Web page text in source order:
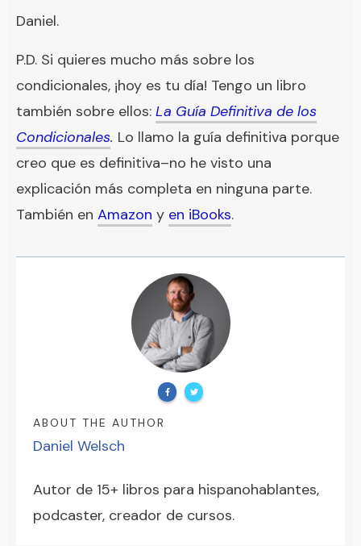
Daniel.
P.D. Si quieres mucho más sobre los
condicionales, ¡hoy es tu día! Tengo un libro
también sobre ellos: La Guía Definitiva de los
Condicionales. Lo llamo la guía definitiva porque
creo que es definitiva–no he visto una
explicación más completa en ninguna parte.
También en Amazon y en iBooks.
ABOUT THE AUTHOR
Daniel Welsch
Autor de 15+ libros para hispanohablantes,
podcaster, creador de cursos.